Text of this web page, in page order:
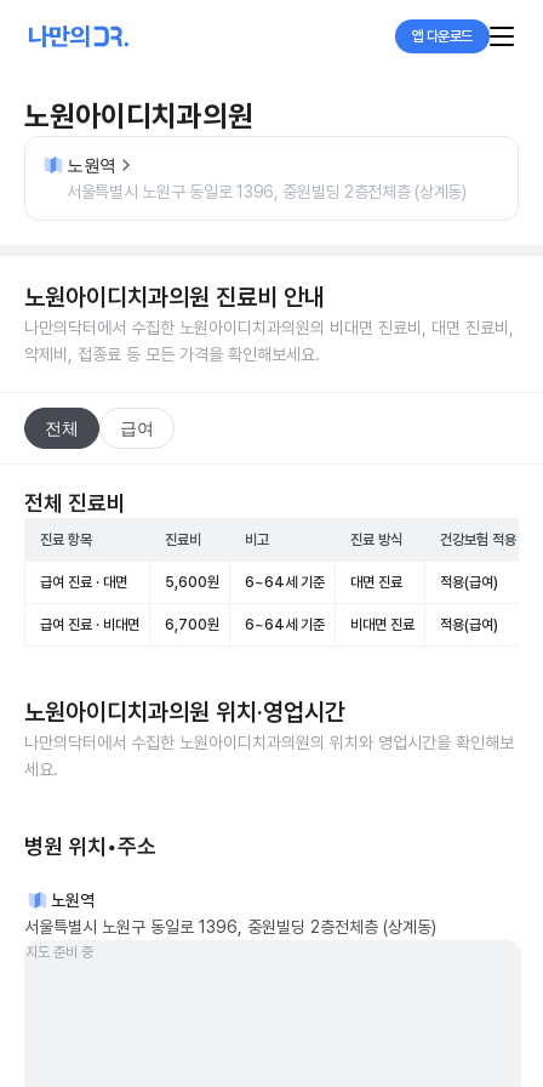
앱 다운로드
노원아이디치과의원
노원역
서울특별시 노원구 동일로 1396, 중원빌딩 2층전체층 (상계동)
노원아이디치과의원 진료비 안내
나만의닥터에서 수집한 노원아이디치과의원의 비대면 진료비, 대면 진료비,
약제비, 접종료 등 모든 가격을 확인해보세요.
전체 급여
전체 진료비
진료 항목 진료비 비고 진료 방식 건강보험 적용
급여 진료 · 대면 5,600원 6~64세 기준 대면 진료 적용(급여)
급여 진료 · 비대면 6,700원 6~64세 기준 비대면 진료 적용(급여)
노원아이디치과의원 위치·영업시간
나만의닥터에서 수집한 노원아이디치과의원의 위치와 영업시간을 확인해보
세요.
병원 위치•주소
노원역
서울특별시 노원구 동일로 1396, 중원빌딩 2층전체층 (상계동)
지도 준비 중